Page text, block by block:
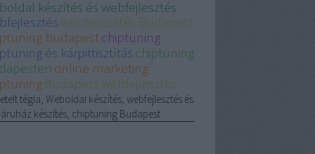
készítés és webfejlesztés
webfejlesztés Budapest
budapestchiptuning
és kárpittisztítás chiptuning
online marketing
Budapest webfejlesztés
tégla, Weboldal készítés, webfejlesztés és
készítés, chiptuning Budapest